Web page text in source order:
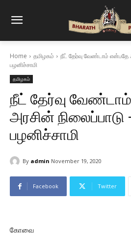
Home தமிழகம்
நீட் தேர்வு வேண்டாம் என்பதே
பழனிச்சாமி
தமிழகம்
நீட் தேர்வு
அரசின்
பழனிச்சாமி
By admin November 19, 2020
Facebook Twitter
கோவை